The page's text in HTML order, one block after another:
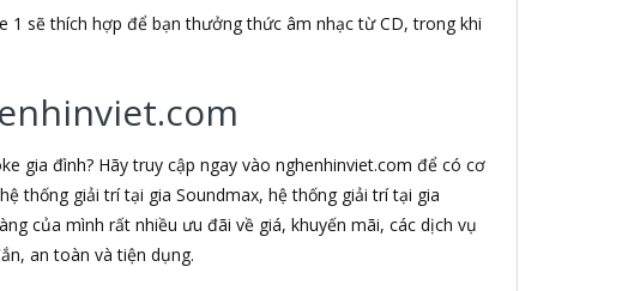
1 sẽ thích hợp để bạn thưởng thức âm nhạc từ CD, trong khi
gia đình? Hãy truy cập ngay vào nghenhinviet.com để có cơ
thống giải trí tại gia Soundmax, hệ thống giải trí tại gia
của mình rất nhiều ưu đãi về giá, khuyến mãi, các dịch vụ
an toàn và tiện dụng.